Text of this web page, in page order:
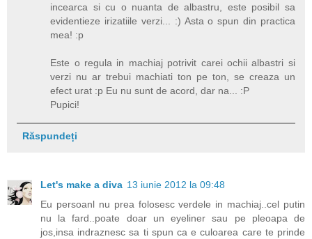
incearca si cu o nuanta de albastru, este posibil sa
evidentieze irizatiile verzi... :) Asta o spun din practica
mea! :p
Este o regula in machiaj potrivit carei ochii albastri si
verzi nu ar trebui machiati ton pe ton, se creaza un
efect urat :p Eu nu sunt de acord, dar na... :P
Pupici!
Răspundeți
Let's make a diva 13 iunie 2012 la 09:48
Eu persoanl nu prea folosesc verdele in machiaj..cel putin
nu la fard..poate doar un eyeliner sau pe pleoapa de
jos,insa indraznesc sa ti spun ca e culoarea care te prinde